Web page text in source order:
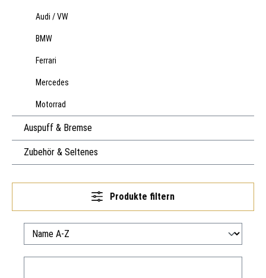
Audi / VW
BMW
Ferrari
Mercedes
Motorrad
Auspuff & Bremse
Zubehör & Seltenes
Produkte filtern